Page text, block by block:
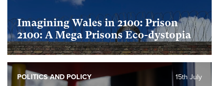
Imagining Wales in 2100: Prison
2100: A Mega Prisons Eco-dystopia
15th July
POLITICS AND POLICY